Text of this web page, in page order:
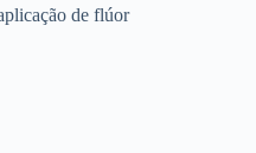
de flúor